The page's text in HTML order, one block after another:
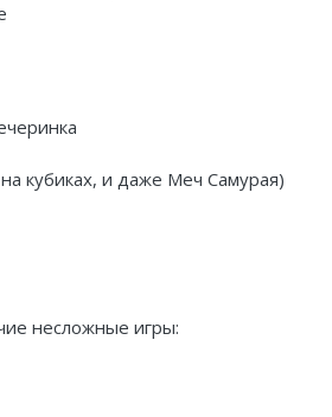
на кубиках, и даже Меч Самурая)
несложные игры: